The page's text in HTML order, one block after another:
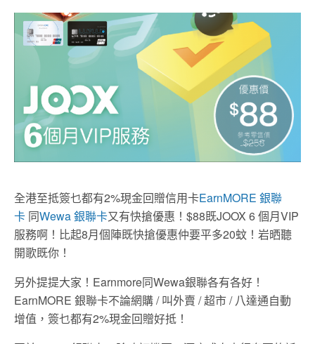
全港至抵簽乜都有2%現金回贈信用卡EarnMORE 銀聯
卡 同Wewa 銀聯卡又有快搶優惠！$88既JOOX 6 個月VIP
服務啊！比起8月個陣既快搶優惠仲要平多20蚊！岩晒聽
開歌既你！
另外提提大家！Earnmore同Wewa銀聯各有各好！
EarnMORE 銀聯卡不論網購 / 叫外賣 / 超市 / 八達通自動
增值，簽乜都有2%現金回贈好抵！